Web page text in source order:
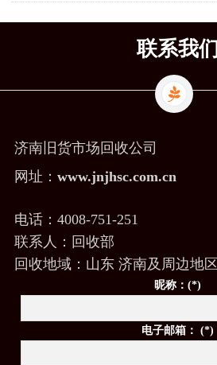
联系我们
济南旧货市场回收公司
网址： www.jnjhsc.com.cn
电话：4008-751-251
联系人：回收部
回收地域：山东 济南及周边地区
昵称：(*)
电子邮箱： (*)